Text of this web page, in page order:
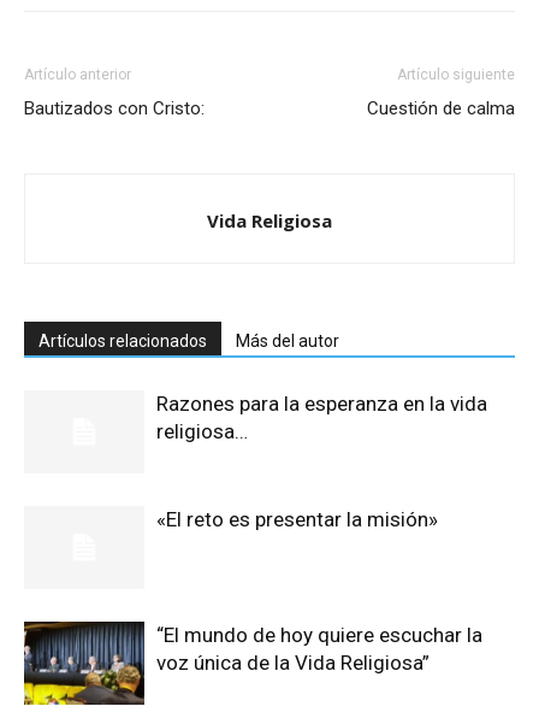
Artículo anterior
Bautizados con Cristo:
Artículo siguiente
Cuestión de calma
Vida Religiosa
Artículos relacionados Más del autor
Razones para la esperanza en la vida
religiosa…
«El reto es presentar la misión»
“El mundo de hoy quiere escuchar la
voz única de la Vida Religiosa”